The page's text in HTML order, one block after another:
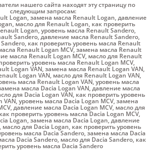
нашего сайта находят эту страницу по
следующим запросам:
Logan,замена масла Renault Logan,давление
, масло для Renault Logan, как проверить
Logan,уровень масла Renault Sandero,
Sandero,давление масла Renault Sandero,
, как проверить уровень масла Renault
Renault Logan MCV,замена масла Renault
масла Renault Logan MCV, масло для Renault
уровень масла Renault Logan MCV,
Logan VAN,замена масла Renault Logan VAN,
Logan VAN, масло для Renault Logan VAN,
масла Renault Logan VAN,уровень масла
масла Dacia Logan VAN,давление масла
для Dacia Logan VAN, как проверить уровень
VAN,уровень масла Dacia Logan MCV,замена
,давление масла Dacia Logan MCV, масло для
как проверить уровень масла Dacia Logan MCV,
Logan,замена масла Dacia Logan,давление
, масло для Dacia Logan, как проверить уровень
масла Dacia Sandero,замена масла Dacia
Dacia Sandero, масло для Dacia Sandero, как
уровень масла Dacia Sandero